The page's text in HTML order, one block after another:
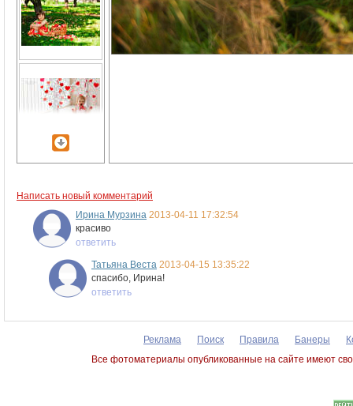
Написать новый комментарий
Ирина Мурзина 2013-04-11 17:32:54
красиво
ответить
Татьяна Веста 2013-04-15 13:35:22
спасибо, Ирина!
ответить
Реклама Поиск Правила Банеры
Все фотоматериалы опубликованные на сайте имеют